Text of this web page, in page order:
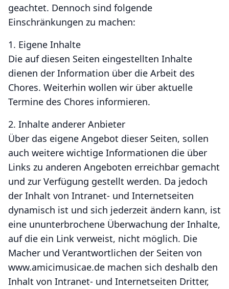
geachtet. Dennoch sind folgende
Einschränkungen zu machen:
1. Eigene Inhalte
Die auf diesen Seiten eingestellten Inhalte
dienen der Information über die Arbeit des
Chores. Weiterhin wollen wir über aktuelle
Termine des Chores informieren.
2. Inhalte anderer Anbieter
Über das eigene Angebot dieser Seiten, sollen
auch weitere wichtige Informationen die über
Links zu anderen Angeboten erreichbar gemacht
und zur Verfügung gestellt werden. Da jedoch
der Inhalt von Intranet- und Internetseiten
dynamisch ist und sich jederzeit ändern kann, ist
eine ununterbrochene Überwachung der Inhalte,
auf die ein Link verweist, nicht möglich. Die
Macher und Verantwortlichen der Seiten von
www.amicimusicae.de machen sich deshalb den
Inhalt von Intranet- und Internetseiten Dritter,